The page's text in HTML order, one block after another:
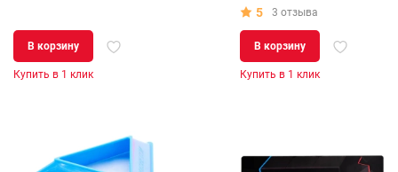
В корзину
Купить в 1 клик
5
3 отзыва
В корзину
Купить в 1 клик